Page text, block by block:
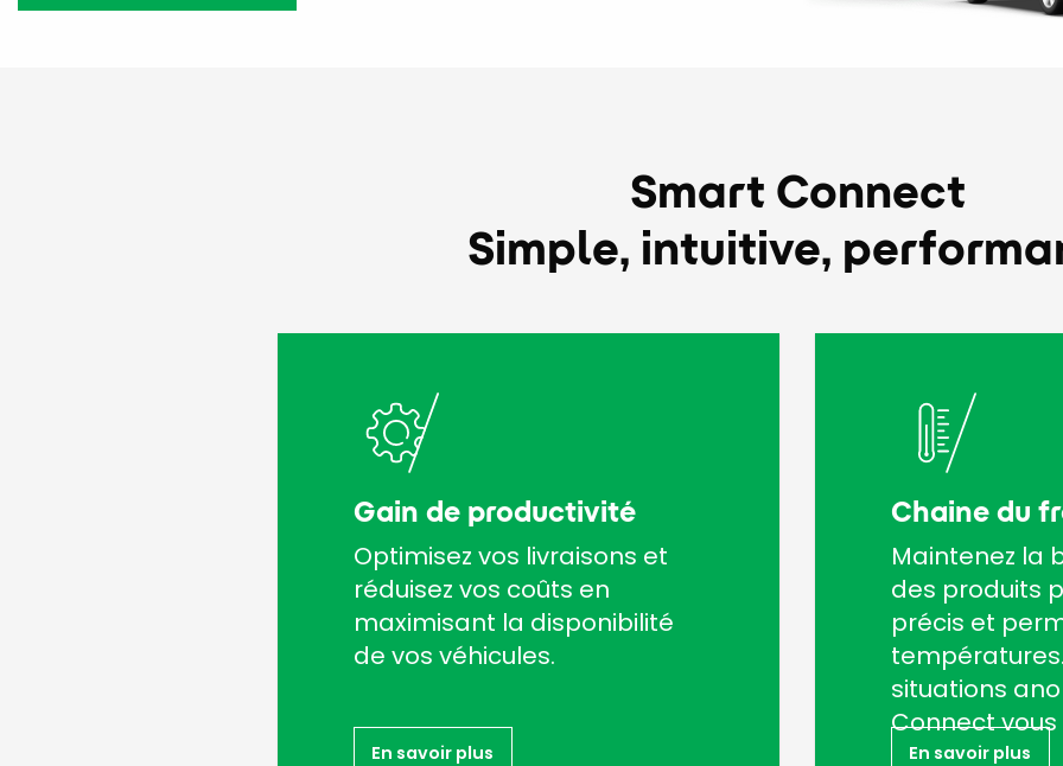
Smart Connect
Simple, intuitive,
Gain de productivité
Optimisez vos livraisons et
réduisez vos coûts en
maximisant la disponibilité
de vos véhicules.
En savoir plus
Chaine du
Maintenez la
des produits
précis et
situations
Connect
En savoir plus